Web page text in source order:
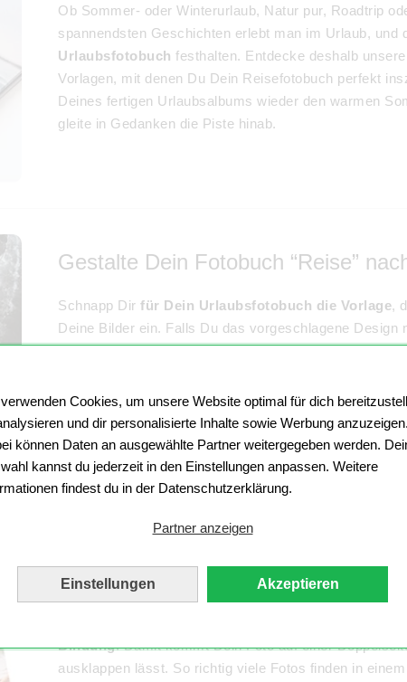
Cookies, um unsere Website optimal für dich
und dir personalisierte Inhalte sowie Werbung anzuzeigen.
können Daten an ausgewählte Partner weitergegeben werden.
kannst du jederzeit in den Einstellungen anpassen. Weitere
findest du in der Datenschutzerklärung.
Partner anzeigen
Einstellungen Akzeptieren
Ob Sommer- oder Winterurlaub, Natur pur, Roadtrip
spannendsten Geschichten erlebt man im Urlaub, und
Urlaubsfotobuch festhalten. Entdecke deshalb
Vorlagen, mit denen Du Dein Reisefotobuch perfekt
Deines fertigen Urlaubsalbums wieder den warmen
gleite in Gedanken die Piste hinab.
Gestalte Dein Fotobuch “Reise”
Schnapp Dirfür Dein Urlaubsfotobuch die Vorlage,
Deine Bilder ein. Falls Du das vorgeschlagene Design
das jederzeit tun. Ergänze bei Bedarf weitere Seiten,
Deiner Fotos oder andere Hintergründe,
Entdecke außerdem die große Auswahl anCliparts
Lieblingsschrift. In wenigen Schritten ist Dein
Konfigurator und entdecke deine kreativen
Hast Du traumhafte Landschaftsfotos gemacht und
Bindung. Damit kommt Dein Foto auf einer
ausklappen lässt. So richtig viele Fotos finden in einem